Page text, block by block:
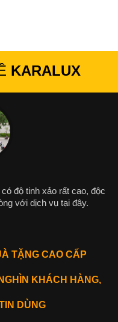
KARALUX
độ tinh xảo rất cao, độc
với dịch vụ tại đây.
TẶNG CAO CẤP
KHÁCH HÀNG,
DÙNG